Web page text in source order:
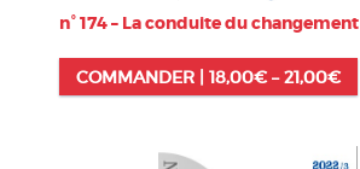
n° 174 – La conduite du changement
COMMANDER | 18,00€–21,00€